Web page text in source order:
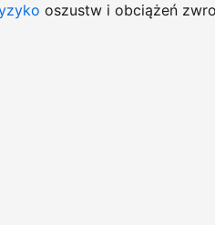
oszustw i obciążeń